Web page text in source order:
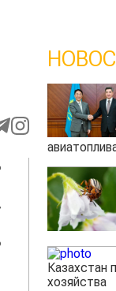
Казахстан
хозяйства